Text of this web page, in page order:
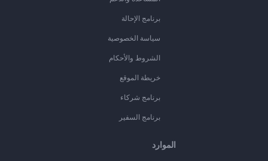
برنامج الإحالة
سياسة الخصوصية
الشروط والأحكام
خريطة الموقع
برنامج شركاء
برنامج السفير
الموارد